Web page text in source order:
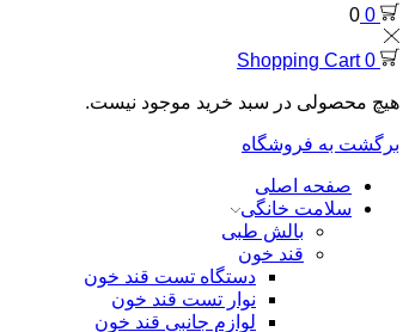
0
0
0
Shopping Cart
هیچ محصولی در سبد خرید موجود نیست.
برگشت به فروشگاه
صفحه اصلی
سلامت خانگی
بالش طبی
قند خون
دستگاه تست قند خون
نوار تست قند خون
لوازم جانبی قند خون